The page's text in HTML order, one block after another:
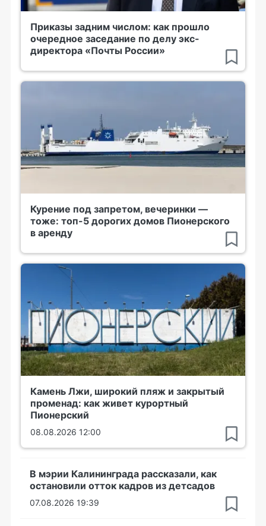
Приказы задним числом: как прошло
очередное заседание по делу экс-
директора «Почты России»
Курение под запретом, вечеринки —
тоже: топ-5 дорогих домов Пионерского
в аренду
Камень Лжи, широкий пляж и закрытый
променад: как живет курортный
Пионерский
08.08.2026 12:00
В мэрии Калининграда рассказали, как
остановили отток кадров из детсадов
07.08.2026 19:39